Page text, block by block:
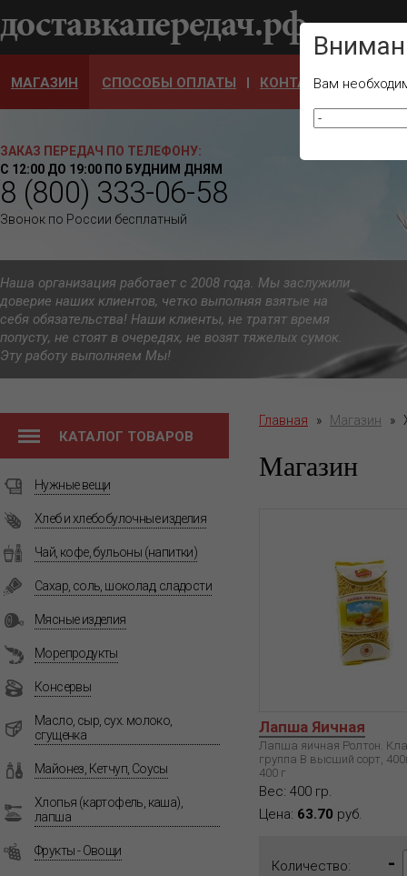
Ваш
МАГАЗИН СПОСОБЫ ОПЛАТЫ КОНТАКТЫ
ЗАКАЗ ПЕРЕДАЧ ПО ТЕЛЕФОНУ:
С 12:00 ДО 19:00 ПО БУДНИМ ДНЯМ
8 (800) 333-06-58
Звонок по России бесплатный
Наша организация работает с 2008 года. Мы заслужили
доверие наших клиентов, четко выполняя взятые на
себя обязательства! Наши клиенты, не тратят время
попусту, не стоят в очередях, не возят тяжелых сумок.
Эту работу выполняем Мы!
КАТАЛОГ ТОВАРОВ
Нужные вещи
Хлеб и хлебобулочные изделия
Чай, кофе, бульоны (напитки)
Сахар, соль, шоколад, сладости
Мясные изделия
Морепродукты
Консервы
Масло, сыр, сух. молоко,
сгущенка
Майонез, Кетчуп, Соусы
Хлопья (картофель, каша),
лапша
Фрукты - Овощи
Главная » Магазин »
Магазин
Лапша Яичная
Лапша яичная Ролтон.
группа В высший сорт,
400 г
Вес: 400 гр.
Цена: 63.70 руб.
Количество: -
Вам